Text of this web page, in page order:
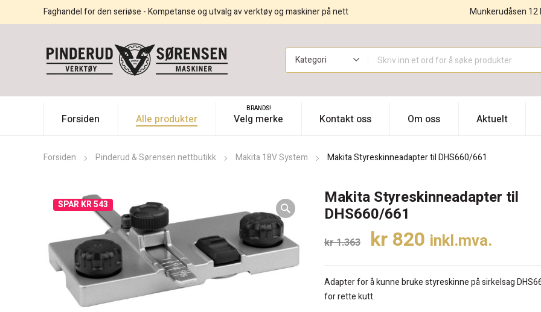
Faghandel for den seriøse - Kompetanse og utvalg av verktøy og maskiner på nett Munkerudåsen 12
Forsiden Alle produkter Velg merke
BRANDS!
Kontakt oss Om oss Aktuelt
Forsiden Pinderud & Sørensen nettbutikk Makita 18V System Makita Styreskinneadapter til DHS660/661
SPAR KR 543
Makita Styreskinneadapter til
DHS660/661
kr1.363 Opprinnelig
var:
kr 1.363.
kr820 Nåværende
er:
inkl.mva.
Adapter for å kunne bruke styreskinne på sirkelsag
for rette kutt.